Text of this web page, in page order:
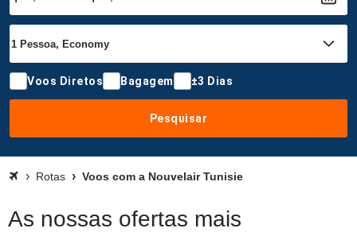
Voos Diretos Bagagem ±3 Dias
Pesquisar
Rotas Voos com a Nouvelair Tunisie
As nossas ofertas mais